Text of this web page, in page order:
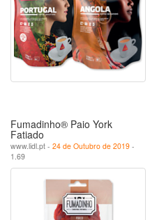
Fumadinho® Paio York
Fatiado
www.lidl.pt - 24 de Outubro de 2019 -
1.69